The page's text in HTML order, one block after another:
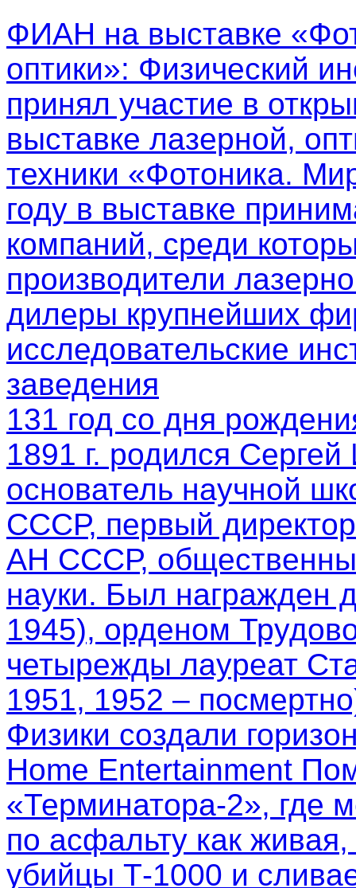
ФИАН на выставке
оптики»: Физический
принял участие в
выставке лазерной,
техники «Фотоника.
году в выставке
компаний, среди
производители
дилеры крупнейших
исследовательские
заведения
131 год со дня
1891 г. родился
основатель научной
СССР, первый
АН СССР,
науки. Был награжден
1945), орденом
четырежды лауреат
1951, 1952 –
Физики создали
Home Entertainment
«Терминатора-2», где
по асфальту как
убийцы Т-1000 и